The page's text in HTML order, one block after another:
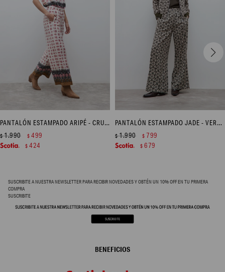
PANTALÓN ESTAMPADO ARIPÉ - CRUDO
$1.990 $ 499
$ 424
PANTALÓN ESTAMPADO JADE - VERDE OLIVA
$1.990 $ 799
$ 679
SUSCRIBITE A NUESTRA NEWSLETTER PARA RECIBIR NOVEDADES Y OBTÉN UN 10% OFF EN TU PRIMERA
COMPRA
SUSCRIBITE
BENEFICIOS